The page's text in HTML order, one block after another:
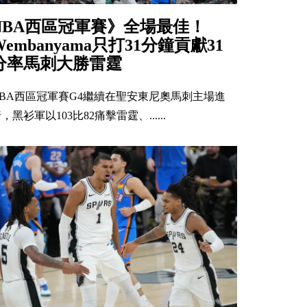
西區冠軍賽》全場最佳！
只打31分鐘貢獻31
率馬刺大勝雷霆
西區冠軍賽G4繼續在聖安東尼奧馬刺主場進
黑衫軍以103比82痛擊雷霆、......